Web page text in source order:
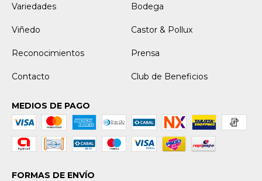
Variedades Bodega
Viñedo Castor & Pollux
Reconocimientos Prensa
Contacto Club de Beneficios
MEDIOS DE PAGO
FORMAS DE ENVÍO